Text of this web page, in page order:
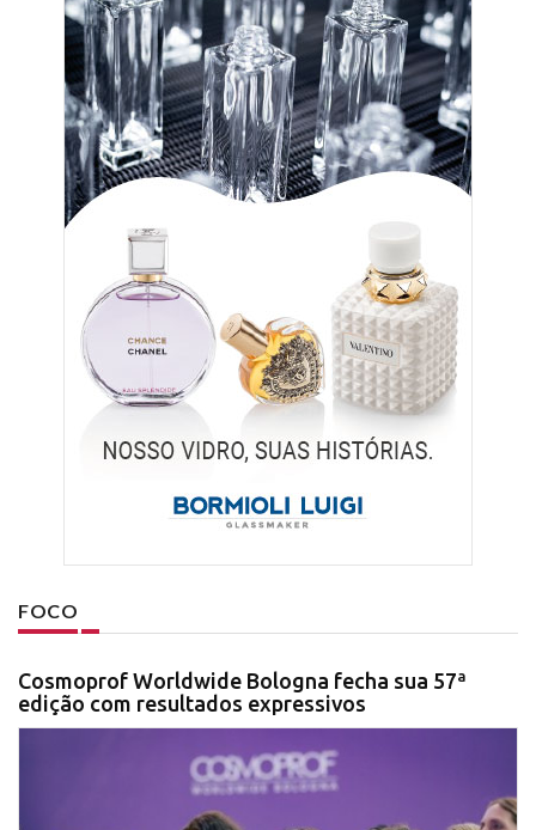
FOCO
Cosmoprof Worldwide Bologna fecha sua 57ª
edição com resultados expressivos